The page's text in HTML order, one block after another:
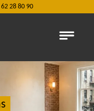
28 80 90